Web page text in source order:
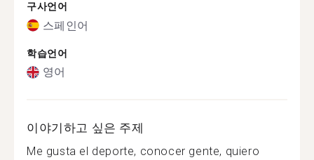
구사언어
스페인어
학습언어
영어
이야기하고 싶은 주제
Me gusta el deporte, conocer gente, quiero